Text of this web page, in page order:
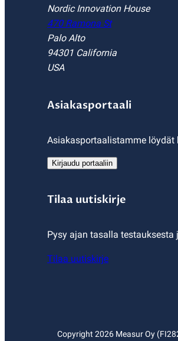
Nordic Innovation House
470 Ramona St
Palo Alto
94301 California
USA
Asiakasportaali
Asiakasportaalistamme
Kirjaudu portaaliin
Tilaa uutiskirje
Pysy ajan tasalla testauksesta
Tilaa uutiskirje
Copyright 2026Measur Oy